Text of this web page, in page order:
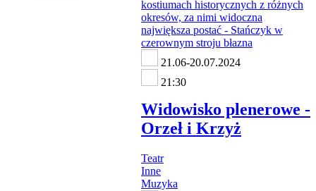
21.06-20.07.2024
21:30
Widowisko plenerowe -
Orzeł i Krzyż
Teatr
Inne
Muzyka